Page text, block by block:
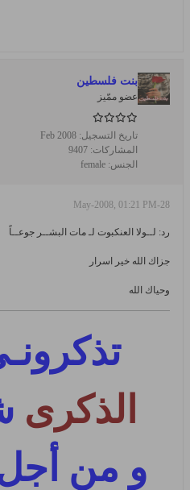
بنت فلسطين
عضو ممّيز
تاريخ التسجيل: Feb 2008
المشاركات: 9407
الجنس: female
28-May-2008, 01:21 PM
رد: لــولا العنكبوت لـ مات البشــر جوعــاً
جزاك الله خير اسرار
وحياك الله
الذكرى
و من